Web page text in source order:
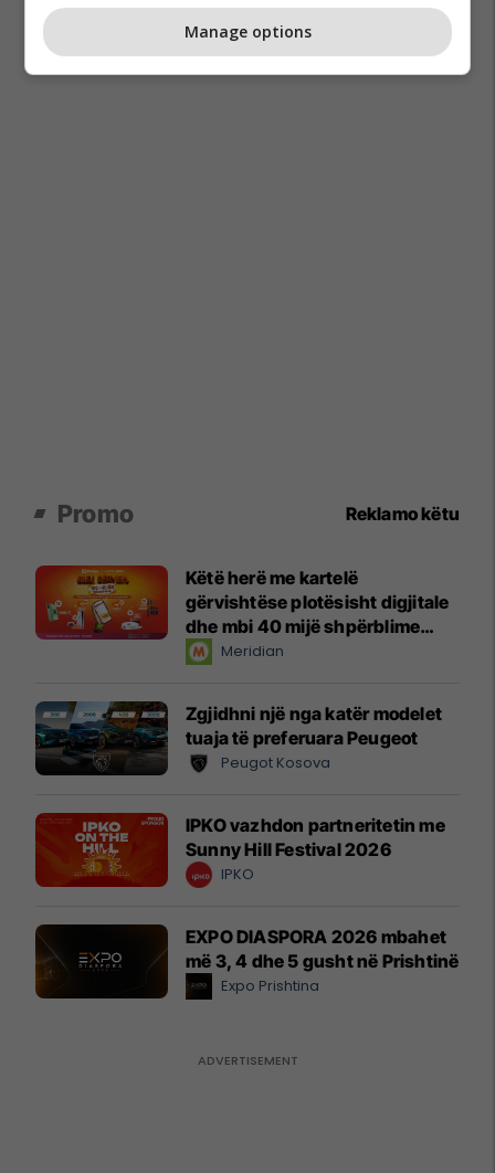
Promo Reklamo këtu
Këtë herë me kartelë
gërvishtëse plotësisht digjitale
dhe mbi 40 mijë shpërblime
instant!Meridian
Zgjidhni një nga katër modelet
tuaja të preferuara Peugeot
Peugot Kosova
IPKO vazhdon partneritetin me
Sunny Hill Festival 2026
IPKO
EXPO DIASPORA 2026 mbahet
më 3, 4 dhe 5 gusht në Prishtinë
Expo Prishtina
Manage options